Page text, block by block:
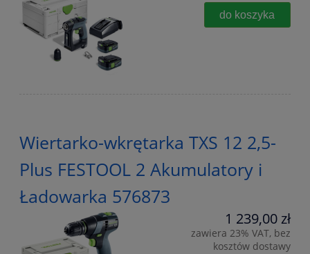
do koszyka
Wiertarko-wkrętarka TXS 12 2,5-
Plus FESTOOL 2 Akumulatory i
Ładowarka 576873
1 239,00 zł
zawiera 23% VAT, bez
kosztów dostawy